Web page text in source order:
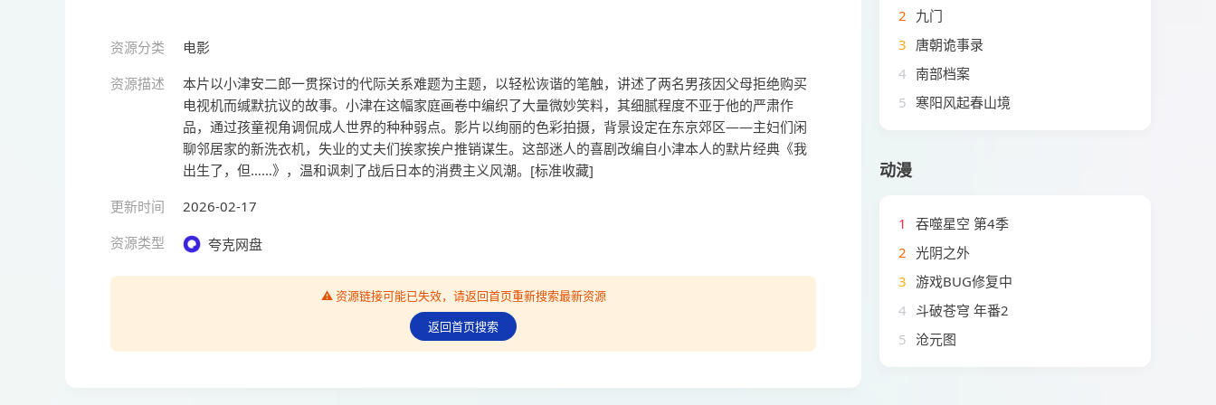
资源分类
电影
资源描述
本片以小津安二郎一贯探讨的代际关系难题为主题，以轻松诙谐的笔触，讲述了两名男孩因父母拒绝购买
电视机而缄默抗议的故事。小津在这幅家庭画卷中编织了大量微妙笑料，其细腻程度不亚于他的严肃作
品，通过孩童视角调侃成人世界的种种弱点。影片以绚丽的色彩拍摄，背景设定在东京郊区——主妇们闲
聊邻居家的新洗衣机，失业的丈夫们挨家挨户推销谋生。这部迷人的喜剧改编自小津本人的默片经典《我
出生了，但……》，温和讽刺了战后日本的消费主义风潮。[标准收藏]
更新时间
2026-02-17
资源类型
夸克网盘
⚠️ 资源链接可能已失效，请返回首页重新搜索最新资源
返回首页搜索
2 九门
3 唐朝诡事录
4 南部档案
5 寒阳风起春山境
动漫
1
吞噬星空 第4季
2 光阴之外
3 游戏BUG修复中
4 斗破苍穹 年番2
5 沧元图